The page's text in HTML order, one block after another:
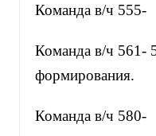
Команда в/ч 555-
Команда в/ч 561-
формирования.
Команда в/ч 580-